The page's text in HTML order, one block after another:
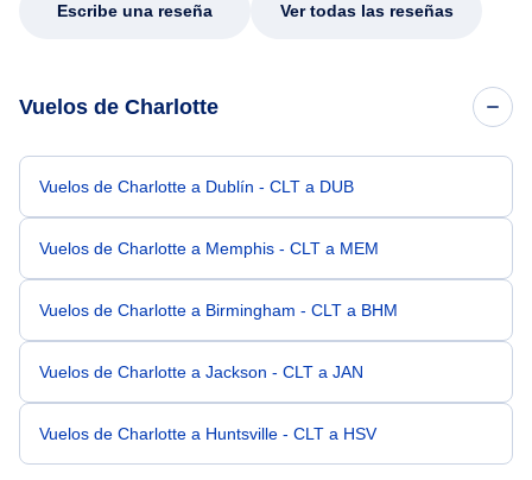
Escribe una reseña Ver todas las reseñas
Vuelos de Charlotte
Vuelos de Charlotte a Dublín - CLT a DUB
Vuelos de Charlotte a Memphis - CLT a MEM
Vuelos de Charlotte a Birmingham - CLT a BHM
Vuelos de Charlotte a Jackson - CLT a JAN
Vuelos de Charlotte a Huntsville - CLT a HSV